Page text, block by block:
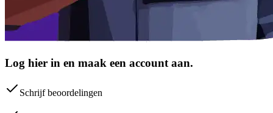
Log hier in en maak een account aan.
Schrijf beoordelingen